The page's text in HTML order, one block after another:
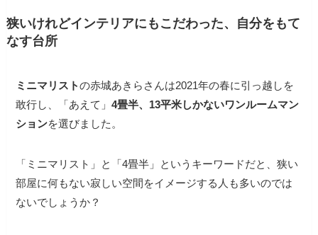
狭いけれどインテリアにもこだわった、自分をもて
なす台所
ミニマリストの赤城あきらさんは2021年の春に引っ越しを
敢行し、「あえて」4畳半、13平米しかないワンルームマン
ションを選びました。
「ミニマリスト」と「4畳半」というキーワードだと、狭い
部屋に何もない寂しい空間をイメージする人も多いのでは
ないでしょうか？